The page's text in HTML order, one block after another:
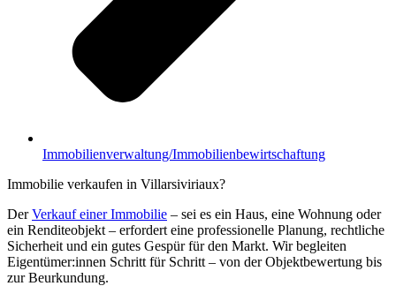
Immobilienverwaltung/Immobilienbewirtschaftung
Immobilie verkaufen in Villarsiviriaux?
DerVerkauf einer Immobilie – sei es ein Haus, eine Wohnung oder
ein Renditeobjekt – erfordert eine professionelle Planung, rechtliche
Sicherheit und ein gutes Gespür für den Markt. Wir begleiten
Eigentümer:innen Schritt für Schritt – von der Objektbewertung bis
zur Beurkundung.